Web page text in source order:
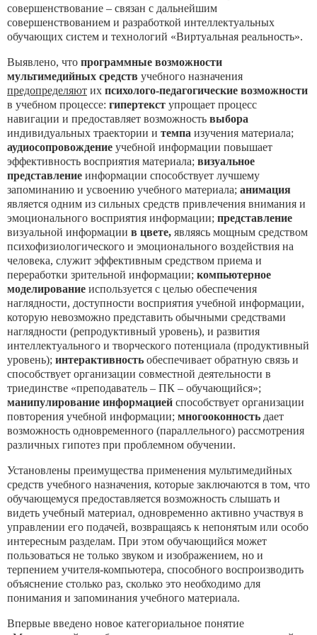
совершенствование – связан с дальнейшим
совершенствованием и разработкой интеллектуальных
обучающих систем и технологий «Виртуальная реальность».
Выявлено, что программные возможности
мультимедийных средств учебного назначения
предопределяют их психолого-педагогические возможности
в учебном процессе: гипертекст упрощает процесс
навигации и предоставляет возможность выбора
индивидуальных траектории и темпа изучения материала;
аудиосопровождение учебной информации повышает
эффективность восприятия материала; визуальное
представление информации способствует лучшему
запоминанию и усвоению учебного материала; анимация
является одним из сильных средств привлечения внимания и
эмоционального восприятия информации; представление
визуальной информации в цвете, являясь мощным средством
психофизиологического и эмоционального воздействия на
человека, служит эффективным средством приема и
переработки зрительной информации; компьютерное
моделирование используется с целью обеспечения
наглядности, доступности восприятия учебной информации,
которую невозможно представить обычными средствами
наглядности (репродуктивный уровень), и развития
интеллектуального и творческого потенциала (продуктивный
уровень); интерактивность обеспечивает обратную связь и
способствует организации совместной деятельности в
триединстве «преподаватель – ПК – обучающийся»;
манипулирование информацией способствует организации
повторения учебной информации; многооконность дает
возможность одновременного (параллельного) рассмотрения
различных гипотез при проблемном обучении.
Установлены преимущества применения мультимедийных
средств учебного назначения, которые заключаются в том, что
обучающемуся предоставляется возможность слышать и
видеть учебный материал, одновременно активно участвуя в
управлении его подачей, возвращаясь к непонятым или особо
интересным разделам. При этом обучающийся может
пользоваться не только звуком и изображением, но и
терпением учителя-компьютера, способного воспроизводить
объяснение столько раз, сколько это необходимо для
понимания и запоминания учебного материала.
Впервые введено новое категориальное понятие